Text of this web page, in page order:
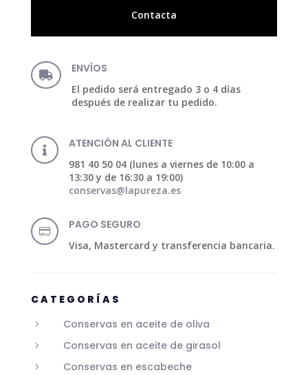
Contacta
 ENVÍOS
El pedido será entregado 3 o 4 días
después de realizar tu pedido.
 ATENCIÓN AL CLIENTE
981 40 50 04 (lunes a viernes de 10:00 a
13:30 y de 16:30 a 19:00)
conservas@lapureza.es
 PAGO SEGURO
Visa, Mastercard y transferencia bancaria.
CATEGORÍAS
5 Conservas en aceite de oliva
5 Conservas en aceite de girasol
5 Conservas en escabeche